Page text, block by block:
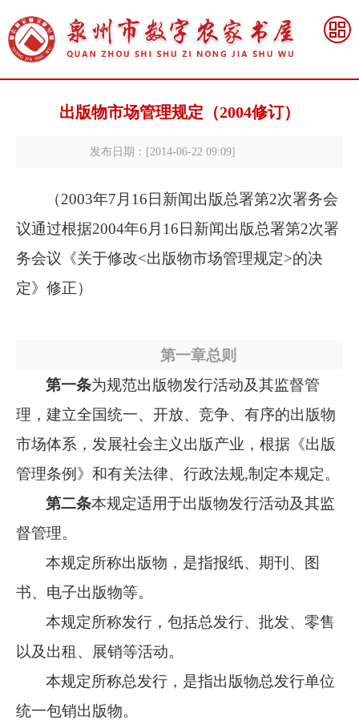

出版物市场管理规定（2004修订）
发布日期：[2014-06-22 09:09]
（2003年7月16日新闻出版总署第2次署务会
议通过根据2004年6月16日新闻出版总署第2次署
务会议《关于修改<出版物市场管理规定>的决
定》修正）
第一章总则
第一条为规范出版物发行活动及其监督管
理，建立全国统一、开放、竞争、有序的出版物
市场体系，发展社会主义出版产业，根据《出版
管理条例》和有关法律、行政法规,制定本规定。
第二条本规定适用于出版物发行活动及其监
督管理。
本规定所称出版物，是指报纸、期刊、图
书、电子出版物等。
本规定所称发行，包括总发行、批发、零售
以及出租、展销等活动。
本规定所称总发行，是指出版物总发行单位
统一包销出版物。